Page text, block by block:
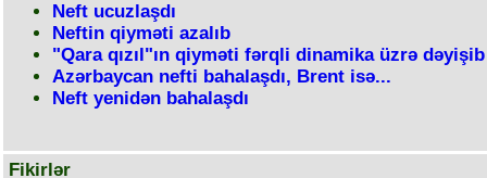
Neft ucuzlaşdı
Neftin qiyməti azalıb
"Qara qızıl"ın qiyməti fərqli dinamika üzrə dəyişib
Azərbaycan nefti bahalaşdı, Brent isə...
Neft yenidən bahalaşdı
Fikirlər